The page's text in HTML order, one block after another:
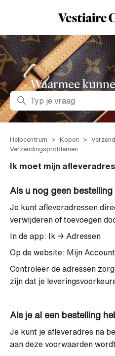
Waarmee
Zoeken
Helpcentrum Kopen
Verzendingsproblemen
Ik moet mijn
Als u nog geen
Je kunt afleveradressen
verwijderen of toevoegen
In de app: Ik → Adressen
Op de website: Mijn
Controleer de adressen
zijn dat je
Als je al een bestelling
Je kunt je afleveradres na
aan deze voorwaarden